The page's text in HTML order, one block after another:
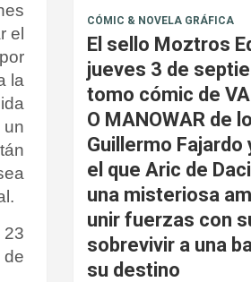
el
la
un
23
de
CÓMIC & NOVELA GRÁFICA
El sello Moztros
jueves 3 de
tomo cómic de
O MANOWAR de
Guillermo Fajardo
el que Aric de
una misteriosa
unir fuerzas con
sobrevivir a una
su destino